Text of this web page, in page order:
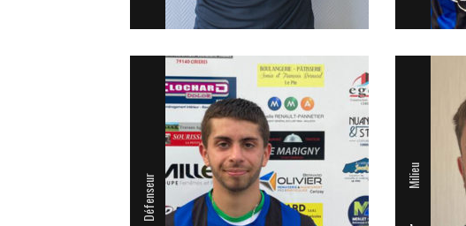
Défenseur Milieu